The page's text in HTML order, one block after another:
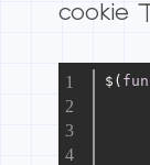
cookie
$(